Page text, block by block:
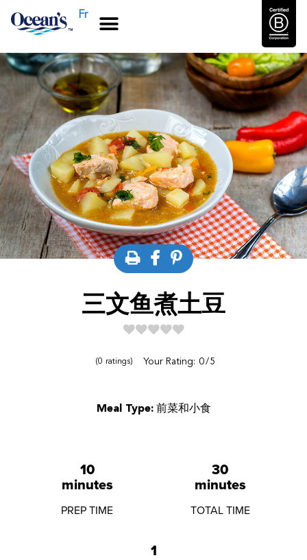
Fr
三文鱼煮土豆
0 ratings Your Rating: 0 5
Reviews
Meal Type:前菜和小食
10
minutes
PREP TIME
30
minutes
TOTAL TIME
1